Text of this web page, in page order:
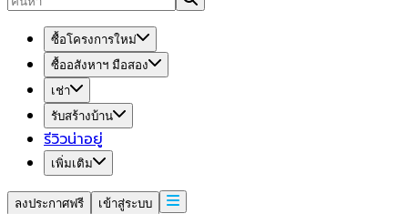
ซื้อโครงการใหม่
ซื้ออสังหาฯ มือสอง
เช่า
รับสร้างบ้าน
รีวิวน่าอยู่
เพิ่มเติม
ลงประกาศฟรี เข้าสู่ระบบ